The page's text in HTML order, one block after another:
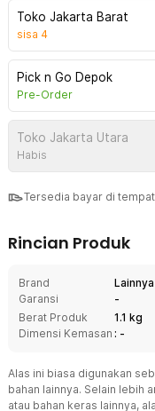
Toko Jakarta Barat
sisa 4
Pick n Go Depok
Pre-Order
Toko Jakarta Utara
Habis
Tersedia bayar di tempat
Rincian Produk
Brand
Lainnya
Garansi
-
Berat Produk
1.1 kg
Dimensi Kemasan : -
Alas ini biasa digunakan
bahan lainnya. Selain lebih
atau bahan keras lainnya,